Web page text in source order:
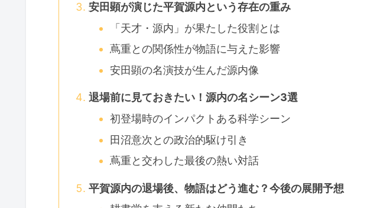
安田顕が演じた平賀源内という存在の重み
「天才・源内」が果たした役割とは
蔦重との関係性が物語に与えた影響
安田顕の名演技が生んだ源内像
退場前に見ておきたい！源内の名シーン3選
初登場時のインパクトある科学シーン
田沼意次との政治的駆け引き
蔦重と交わした最後の熱い対話
平賀源内の退場後、物語はどう進む？今後の展開予想